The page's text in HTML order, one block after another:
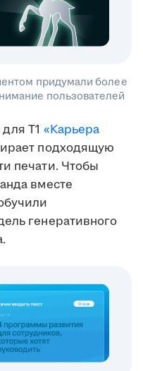
придумали более
пользователей
T1 «Карьера
подходящую
печати. Чтобы
вместе
генеративного